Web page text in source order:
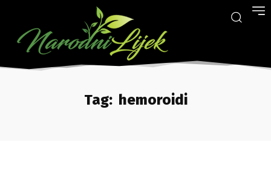
Tag: hemoroidi